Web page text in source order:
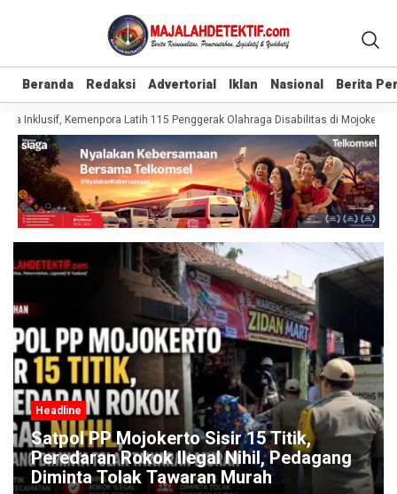
Beranda Redaksi Advertorial Iklan Nasional Berita
Beranda Redaksi Advertorial Iklan Nasional Berita
Inklusif, Kemenpora Latih 115 Penggerak Olahraga Disabilitas di Mojokerto
Headline
Satpol PP Mojokerto Sisir 15 Titik,
Peredaran Rokok Ilegal Nihil, Pedagang
Diminta Tolak Tawaran Murah